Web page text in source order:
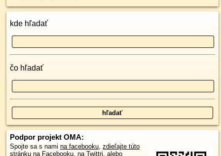
kde hľadať
čo hľadať
Podpor projekt OMA:
Spojte sa s nami na facebooku, zdieľajte túto
stránku na Facebooku, na Twittri, alebo